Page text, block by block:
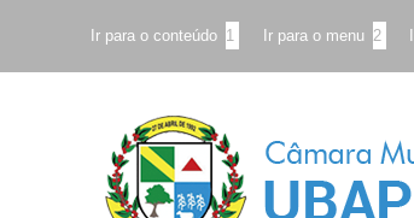
Ir para o conteúdo 1 Ir para o menu 2